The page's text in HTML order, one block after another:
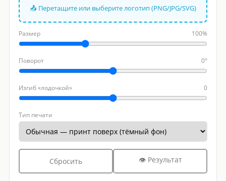
📤 Перетащите или выберите логотип (PNG/JPG/SVG)
Размер 100%
Поворот 0°
Изгиб «лодочкой» 0
Тип печати
Сбросить 👁 Результат